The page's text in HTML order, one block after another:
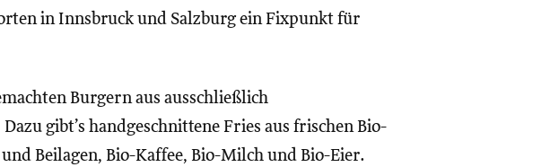
in Innsbruck und Salzburg ein Fixpunkt für
Burgern aus ausschließlich
gibt’s handgeschnittene Fries aus frischen Bio-
Beilagen, Bio-Kaffee, Bio-Milch und Bio-Eier.